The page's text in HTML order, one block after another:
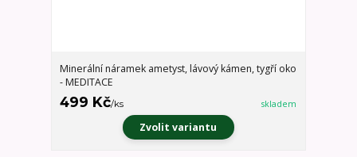
Minerální náramek ametyst, lávový kámen, tygří oko
- MEDITACE
499 Kč/ks skladem
Zvolit variantu